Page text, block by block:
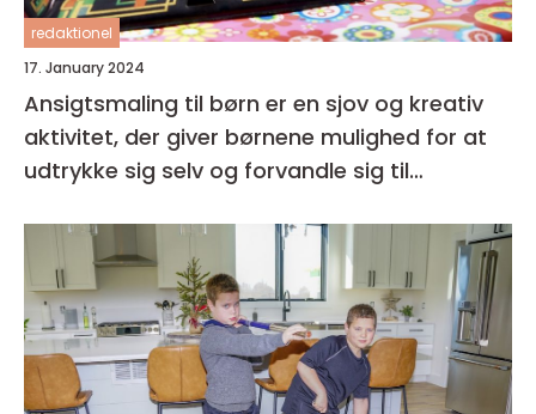
redaktionel
17. January 2024
Ansigtsmaling til børn er en sjov og kreativ
aktivitet, der giver børnene mulighed for at
udtrykke sig selv og forvandle sig til